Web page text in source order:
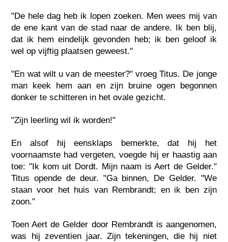
"De hele dag heb ik lopen zoeken. Men wees mij van
de ene kant van de stad naar de andere. Ik ben blij,
dat ik hem eindelijk gevonden heb; ik ben geloof ik
wel op vijftig plaatsen geweest."
"En wat wilt u van de meester?" vroeg Titus. De jonge
man keek hem aan en zijn bruine ogen begonnen
donker te schitteren in het ovale gezicht.
"Zijn leerling wil ik worden!"
En alsof hij eensklaps bemerkte, dat hij het
voornaamste had vergeten, voegde hij er haastig aan
toe: "Ik kom uit Dordt. Mijn naam is Aert de Gelder."
Titus opende de deur. "Ga binnen, De Gelder. "We
staan voor het huis van Rembrandt; en ik ben zijn
zoon."
Toen Aert de Gelder door Rembrandt is aangenomen,
was hij zeventien jaar. Zijn tekeningen, die hij niet